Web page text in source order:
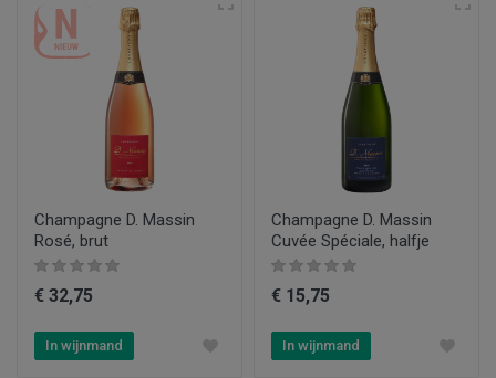
Champagne D. Massin
Rosé, brut
€ 32,75
In wijnmand
Champagne D. Massin
Cuvée Spéciale, halfje
€ 15,75
In wijnmand